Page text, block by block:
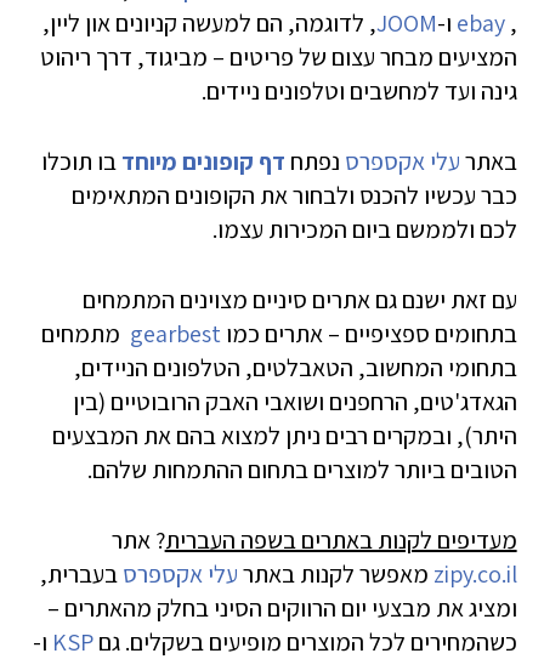
,
ebay ו-JOOM, לדוגמה, הם למעשה קניונים און ליין,
המציעים מבחר עצום של פריטים – מביגוד, דרך ריהוט
גינה ועד למחשבים וטלפונים ניידים.
באתרעלי אקספרס נפתח דף קופונים מיוחד בו תוכלו
כבר עכשיו להכנס ולבחור את הקופונים המתאימים
לכם ולממשם ביום המכירות עצמו.
עם זאת ישנם גם אתרים סיניים מצוינים המתמחים
בתחומים ספציפיים – אתרים כמוgearbest מתמחים
בתחומי המחשוב, הטאבלטים, הטלפונים הניידים,
הגאדג'טים, הרחפנים ושואבי האבק הרובוטיים (בין
היתר), ובמקרים רבים ניתן למצוא בהם את המבצעים
הטובים ביותר למוצרים בתחום ההתמחות שלהם.
מעדיפים לקנות באתרים בשפה העברית? אתר
zipy.co.il מאפשר לקנות באתרעלי אקספרסבעברית,
ומציג את מבצעי יום הרווקים הסיני בחלק מהאתרים –
כשהמחירים לכל המוצרים מופיעים בשקלים. גםKSP ו-